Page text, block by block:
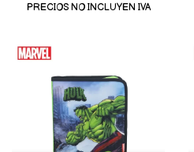
PRECIOS NO INCLUYEN IVA